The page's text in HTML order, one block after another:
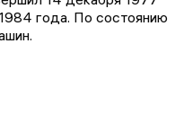
года. По состоянию